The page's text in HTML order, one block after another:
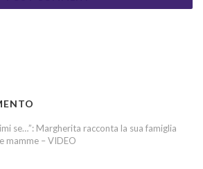
se…”: Margherita racconta la sua famiglia
mamme – VIDEO